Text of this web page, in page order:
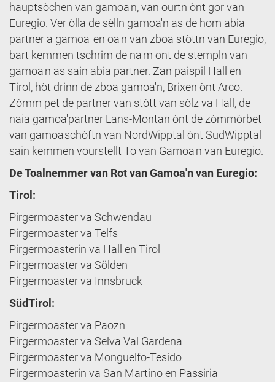
hauptsòchen van gamoa'n, van ourtn ònt gor van
Euregio. Ver òlla de sèlln gamoa'n as de hom abia
partner a gamoa' en oa'n van zboa stòttn van Euregio,
bart kemmen tschrim de na'm ont de stempln van
gamoa'n as sain abia partner. Zan paispil Hall en
Tirol, hòt drinn de zboa gamoa'n, Brixen ònt Arco.
Zòmm pet de partner van stòtt van sòlz va Hall, de
naia gamoa'partner Lans-Montan ònt de zòmmòrbet
van gamoa'schòftn van NordWipptal ònt SudWipptal
sain kemmen vourstellt To van Gamoa'n van Euregio.
De Toalnemmer van Rot van Gamoa'n van Euregio:
Tirol:
Pirgermoaster va Schwendau
Pirgermoaster va Telfs
Pirgermoasterin va Hall en Tirol
Pirgermoaster va Sölden
Pirgermoaster va Innsbruck
SüdTirol:
Pirgermoaster va Paozn
Pirgermoaster va Selva Val Gardena
Pirgermoaster va Monguelfo-Tesido
Pirgermoasterin va San Martino en Passiria